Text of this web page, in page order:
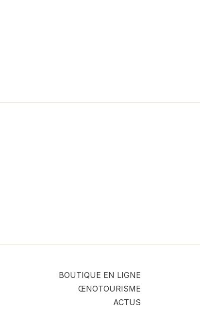
BOUTIQUE EN LIGNE
ŒNOTOURISME
ACTUS